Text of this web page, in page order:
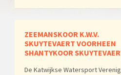
ZEEMANSKOOR K.W.V.
SKUYTEVAERT VOORHEEN
SHANTYKOOR
De Katwijkse Watersport